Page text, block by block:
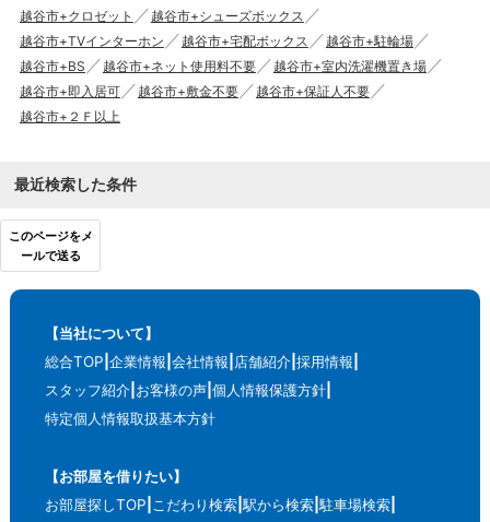
越谷市+クロゼット
越谷市+シューズボックス
越谷市+TVインターホン
越谷市+宅配ボックス
越谷市+駐輪場
越谷市+BS
越谷市+ネット使用料不要
越谷市+室内洗濯機置き場
越谷市+即入居可
越谷市+敷金不要
越谷市+保証人不要
越谷市+２Ｆ以上
最近検索した条件
このページをメ
ールで送る
【当社について】
総合TOP 企業情報 会社情報 店舗紹介 採用情報
スタッフ紹介 お客様の声 個人情報保護方針
特定個人情報取扱基本方針
【お部屋を借りたい】
お部屋探しTOP こだわり検索 駅から検索 駐車場検索